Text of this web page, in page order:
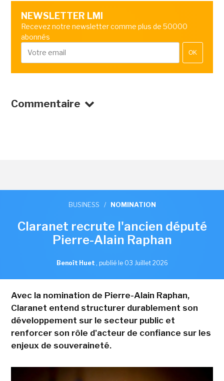
NEWSLETTER LMI
Recevez notre newsletter comme plus de 50000
abonnés
OK
Commentaire
BUSINESS / NOMINATION
Claranet recrute l'ancien député
Pierre-Alain Raphan
Benoît Huet , publié le 03 Juillet 2026
Avec la nomination de Pierre-Alain Raphan,
Claranet entend structurer durablement son
développement sur le secteur public et
renforcer son rôle d'acteur de confiance sur les
enjeux de souveraineté.